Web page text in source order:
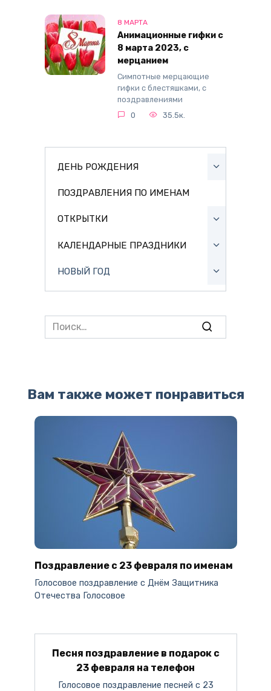
8 МАРТА
Анимационные гифки с
8 марта 2023, с
мерцанием
Симпотные мерцающие
гифки с блестяшками, с
поздравлениями
0
35.5к.
ДЕНЬ РОЖДЕНИЯ
ПОЗДРАВЛЕНИЯ ПО ИМЕНАМ
ОТКРЫТКИ
КАЛЕНДАРНЫЕ ПРАЗДНИКИ
НОВЫЙ ГОД
Search
for:
Вам также может понравиться
Поздравление с 23 февраля по именам
Голосовое поздравление c Днём Защитника
Отечества Голосовое
Песня поздравление в подарок с
23 февраля на телефон
Голосовое поздравление песней с 23